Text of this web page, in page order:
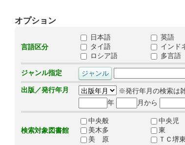
オプション
言語区分
日本語 英語
タイ語
インド
ロシア語
多言語
ジャンル指定
出版／発行年月
※発行年月の検索は
年
月から
検索対象図書館
中央般 中央児
美木多
東
美 原
ＴＣ堺東